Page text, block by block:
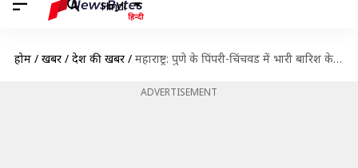
Hindi
होम / खबरें / देश की खबरें / महाराष्ट्र: पुणे के पिंपरी-चिंचवड में भारी बारिश के कारण इमारत गिरी, 15 से अधिक लोग फंसे
ADVERTISEMENT